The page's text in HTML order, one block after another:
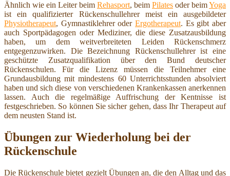
Ähnlich wie ein Leiter beim Rehasport, beim Pilates oder beimYoga
ist ein qualifizierter Rückenschullehrer meist ein ausgebildeter
Physiotherapeut, Gymnastiklehrer oder Ergotherapeut. Es gibt aber
auch Sportpädagogen oder Mediziner, die diese Zusatzausbildung
haben, um dem weitverbreiteten Leiden Rückenschmerz
entgegenzuwirken. Die Bezeichnung Rückenschullehrer ist eine
geschützte Zusatzqualifikation über den Bund deutscher
Rückenschulen. Für die Lizenz müssen die Teilnehmer eine
Grundausbildung mit mindestens 60 Unterrichtsstunden absolviert
haben und sich diese von verschiedenen Krankenkassen anerkennen
lassen. Auch die regelmäßige Auffrischung der Kentnisse ist
festgeschrieben. So können Sie sicher gehen, dass Ihr Therapeut auf
dem neusten Stand ist.
Übungen zur Wiederholung bei der
Rückenschule
Die Rückenschule bietet gezielt Übungen an, die den Alltag und das